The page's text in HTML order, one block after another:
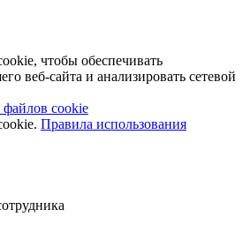
чтобы обеспечивать
веб-сайта и анализировать сетевой
файлов cookie
Правила использования